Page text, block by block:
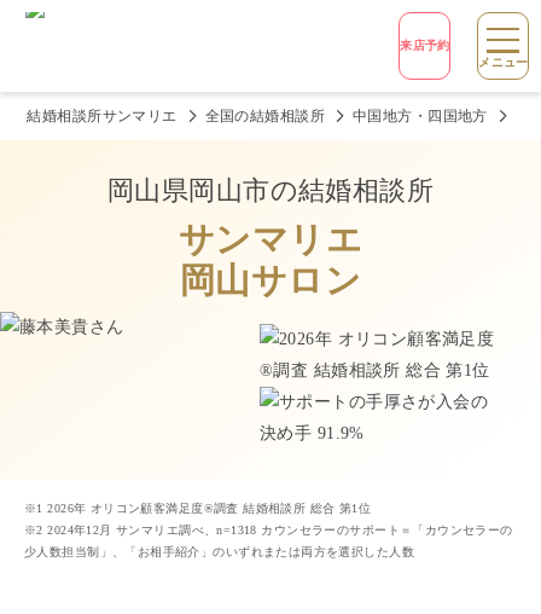
来店予約
メニュー
結婚相談所サンマリエ 全国の結婚相談所 中国地方・四国地方
岡山県岡山市の結婚相談所
サンマリエ
岡山サロン
※1 2026年 オリコン顧客満足度®調査 結婚相談所 総合 第1位
※2 2024年12月 サンマリエ調べ、n=1318 カウンセラーのサポート＝「カウンセラーの
少人数担当制」、「お相手紹介」のいずれまたは両方を選択した人数